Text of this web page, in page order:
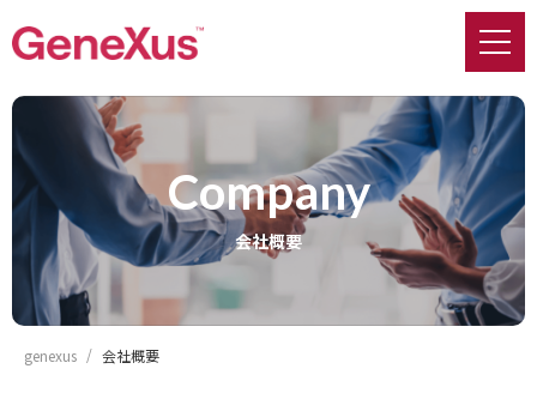
Company
会社概要
genexus 会社概要